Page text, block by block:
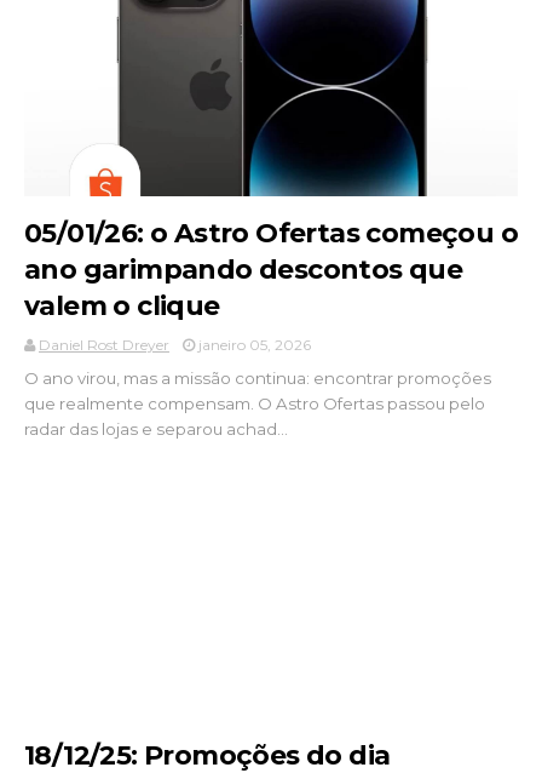
05/01/26: o Astro Ofertas começou o
ano garimpando descontos que
valem o clique
Daniel Rost Dreyer janeiro 05, 2026
O ano virou, mas a missão continua: encontrar promoções
que realmente compensam. O Astro Ofertas passou pelo
radar das lojas e separou achad...
18/12/25: Promoções do dia